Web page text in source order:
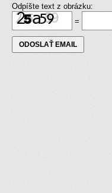
Odpíšte text z obrázku:
=